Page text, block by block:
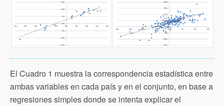
El Cuadro 1 muestra la correspondencia estadística entre
ambas variables en cada país y en el conjunto, en base a
regresiones simples donde se intenta explicar el